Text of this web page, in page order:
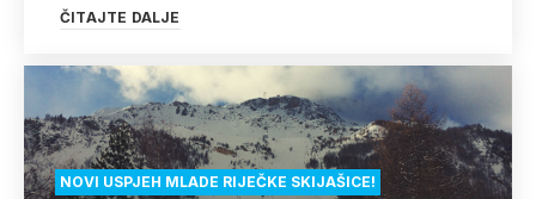
ČITAJTE DALJE
NOVI USPJEH MLADE RIJEČKE SKIJAŠICE!